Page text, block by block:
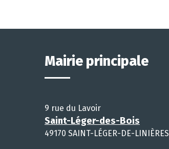
Mairie principale
9 rue du Lavoir
Saint-Léger-des-Bois
49170 SAINT-LÉGER-DE-LINIÈRES